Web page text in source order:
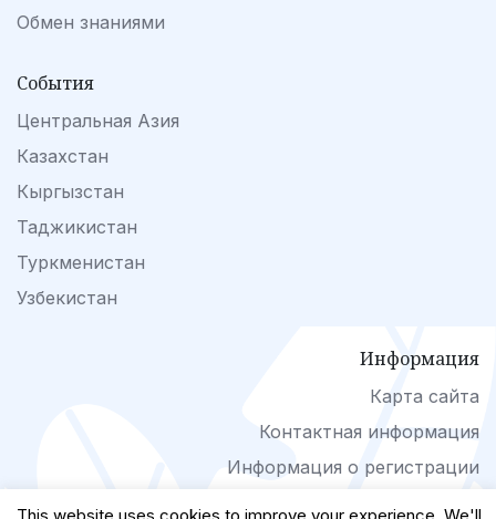
Обмен знаниями
События
Центральная Азия
Казахстан
Кыргызстан
Таджикистан
Туркменистан
Узбекистан
Информация
Карта сайта
Контактная информация
Информация о регистрации